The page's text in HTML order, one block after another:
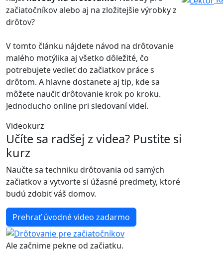
začiatočníkov alebo aj na zložitejšie výrobky z
drôtov?
V tomto článku nájdete návod na drôtovanie
malého motýlika aj všetko dôležité, čo
potrebujete vedieť do začiatkov práce s
drôtom. A hlavne dostanete aj tip, kde sa
môžete naučiť drôtovanie krok po kroku.
Jednoducho online pri sledovaní videí.
Videokurz
Učíte sa radšej z videa? Pustite si
kurz
Naučte sa techniku drôtovania od samých
začiatkov a vytvorte si úžasné predmety, ktoré
budú zdobiť váš domov.
Prehrať úvodné video zadarmo
Ale začnime pekne od začiatku.